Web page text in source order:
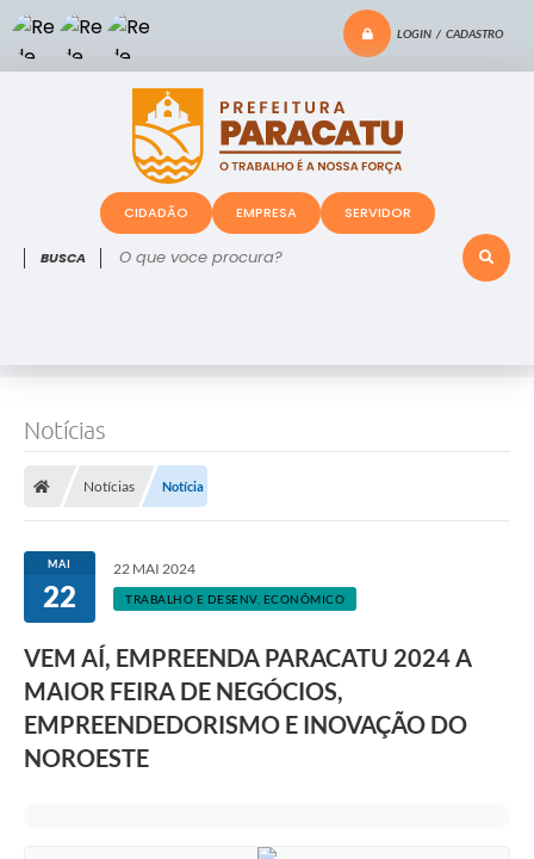
LOGIN / CADASTRO
O que voce procura?
CIDADÃO EMPRESA SERVIDOR
Notícias
Notícias Notícia
MAI
22
22 MAI 2024
TRABALHO E DESENV. ECONÔMICO
VEM AÍ, EMPREENDA PARACATU 2024 A
MAIOR FEIRA DE NEGÓCIOS,
EMPREENDEDORISMO E INOVAÇÃO DO
NOROESTE